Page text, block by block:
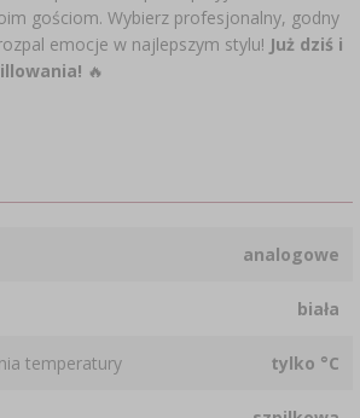
gościom. Wybierz profesjonalny, godny
emocje w najlepszym stylu! Już dziś i
🔥
analogowe
biała
temperatury tylko °C